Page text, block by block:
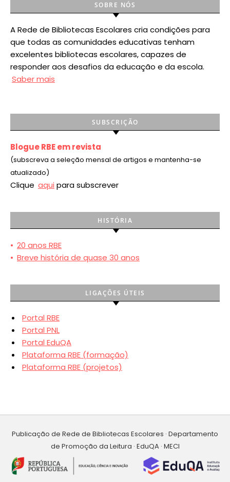
SOBRE NÓS
A Rede de Bibliotecas Escolares cria condições para
que todas as comunidades educativas tenham
excelentes bibliotecas escolares, capazes de
responder aos desafios da educação e da escola.
Saber mais
SUBSCRIÇÃO
Blogue RBE em revista
(subscreva a seleção mensal de artigos e mantenha-se
atualizado)
Clique aqui para subscrever
HISTÓRIA
• 20 anos RBE
• Breve história de quase 30 anos
LIGAÇÕES ÚTEIS
Portal RBE
Portal PNL
Portal EduQA
Plataforma RBE (formação)
Plataforma RBE (projetos)
Publicação de Rede de Bibliotecas Escolares · Departamento
de Promoção da Leitura · EduQA · MECI